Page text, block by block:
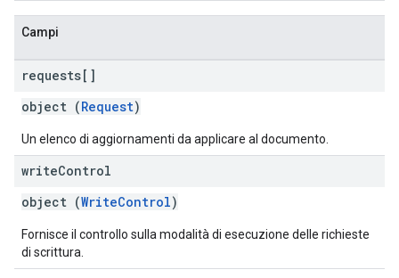
Campi
requests[]
object (Request)
Un elenco di aggiornamenti da applicare al documento.
writeControl
object (WriteControl)
Fornisce il controllo sulla modalità di esecuzione delle richieste
di scrittura.